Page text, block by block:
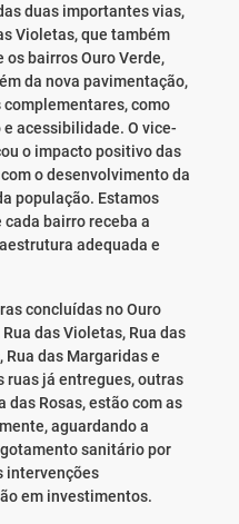
duas importantes vias,
Violetas, que também
bairros Ouro Verde,
da nova pavimentação,
como
acessibilidade. O vice-
o impacto positivo das
o desenvolvimento da
população. Estamos
bairro receba a
adequada e
concluídas no Ouro
das Violetas, Rua das
Rua das Margaridas e
ruas já entregues, outras
das Rosas, estão com as
aguardando a
sanitário por
intervenções
em investimentos.